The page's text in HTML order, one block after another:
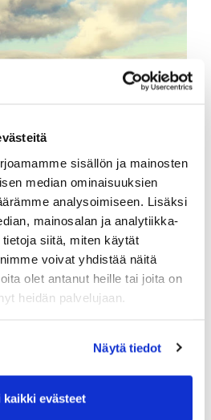
sisällön ja mainosten
median ominaisuuksien
analysoimiseen. Lisäksi
mainosalan ja analytiikka-
siitä, miten käytät
voivat yhdistää näitä
olet antanut heille tai joita on
heidän palvelujaan.
Näytä tiedot
kaikki evästeet